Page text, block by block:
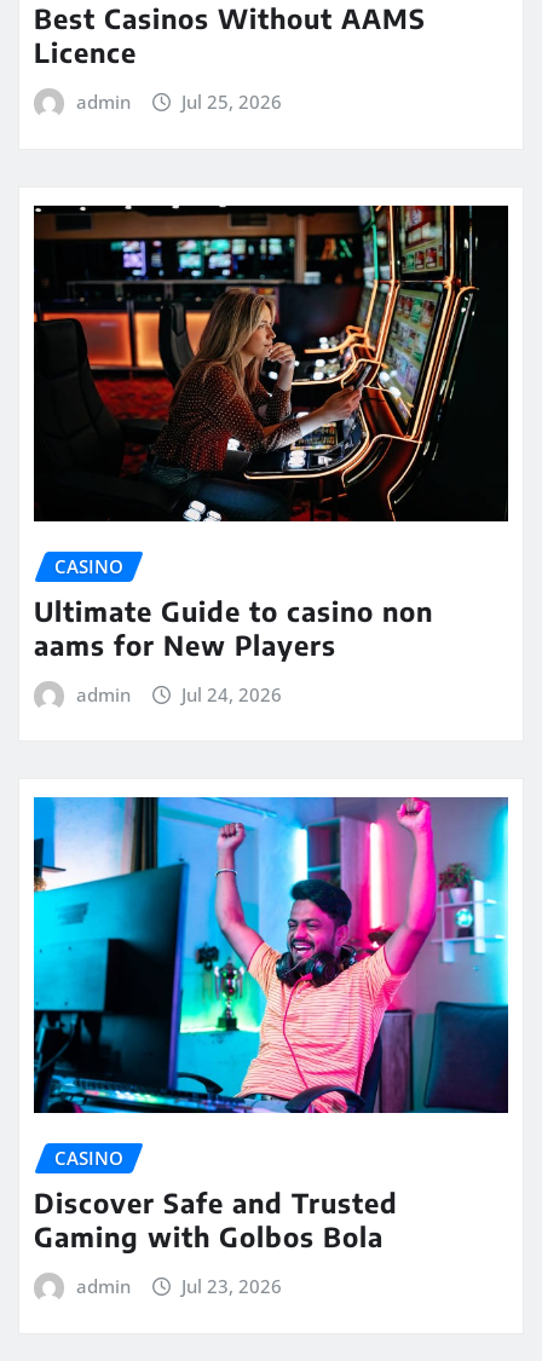
Best Casinos Without AAMS
Licence
admin Jul 25, 2026
CASINO
Ultimate Guide to casino non
aams for New Players
admin Jul 24, 2026
CASINO
Discover Safe and Trusted
Gaming with Golbos Bola
admin Jul 23, 2026